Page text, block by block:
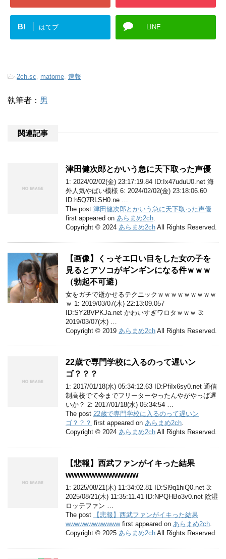
B! はてブ LINE
-2ch.sc matome 速報
執筆者： 男
関連記事
津田健次郎とかいう急に天下取った声優
1: 2024/02/02(金) 23:17:19.84 ID:Ix47uduU0.net 海
外人気やばい模様 6: 2024/02/02(金) 23:18:06.60
ID:h5Q7RLSH0.ne …
The post 津田健次郎とかいう急に天下取った声優
first appeared on あらまめ2ch
Copyright © 2024 あらまめ2ch All Rights Reserved.
【画像】くっそエ口い目をした女の子を
見るとアソコがギンギンになる件ｗｗｗ
（勃起不可避）
女をガチで逝かせるテクニックｗｗｗｗｗｗｗｗｗ
ｗ 1: 2019/03/07(木) 22:13:09.057
ID:SY28VPKJa.net かわいすぎワロタｗｗｗ 3:
2019/03/07(木) …
Copyright © 2019 あらまめ2ch All Rights Reserved.
22歳で専門学校に入るのって遅いン
ゴ？？？
1: 2017/01/18(水) 05:34:12.63 ID:PfiIx6sy0.net 通信
制高校でて今までフリーターやったんやがやっぱ遅
いか？ 2: 2017/01/18(水) 05:34:54 …
The post 22歳で専門学校に入るのって遅いン
ゴ？？？ first appeared on あらまめ2ch
Copyright © 2024 あらまめ2ch All Rights Reserved.
【悲報】西武ファンがイキった結果
wwwwwwwwwwww
1: 2025/08/21(木) 11:34:02.81 ID:Sl9q1hiQ0.net 3:
2025/08/21(木) 11:35:11.41 ID:NPQHBo3v0.net 陰湿
ロッテファン …
The post
【悲報】西武ファンがイキった結果
wwwwwwwwwwwwfirst appeared on あらまめ2ch
Copyright © 2025 あらまめ2ch All Rights Reserved.